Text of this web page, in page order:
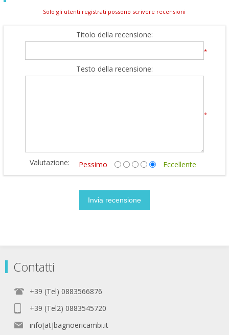
Solo gli utenti registrati possono scrivere recensioni
Titolo della recensione:
*
Testo della recensione:
*
Valutazione: Pessimo Eccellente
Contatti
+39 (Tel) 0883566876
+39 (Tel2) 0883545720
info[at]bagnoericambi.it